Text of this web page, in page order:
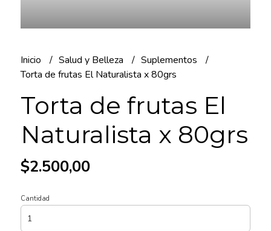
Inicio Salud y Belleza
Suplementos
Torta de frutas El Naturalista x 80grs
Torta de frutas El
Naturalista x 80grs
$2.500,00
Cantidad